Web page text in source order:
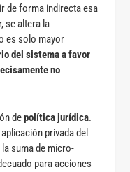
de forma indirecta esa
se altera la
es solo mayor
del sistema a favor
no
depolítica jurídica.
privada del
suma de micro-
para acciones